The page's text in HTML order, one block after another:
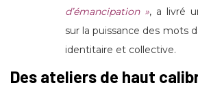
d’émancipation », a livré
sur la puissance des mots
identitaire et collective.
Des ateliers de haut